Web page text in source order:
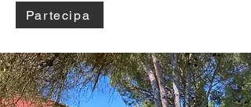
Partecipa